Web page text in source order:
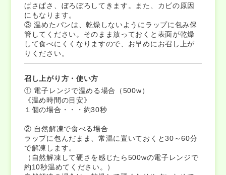
ぱさぱさ、ぼろぼろしてきます。また、カビの原因
にもなります。
③ 温めたパンは、乾燥しないようにラップに包み保
管してください。そのまま放っておくと表面が乾燥
して食べにくくなりますので、お早めにお召し上が
りください。
召し上がり方・使い方
① 電子レンジで温める場合（500w）
《温め時間の目安》
１個の場合・・・約30秒
② 自然解凍で食べる場合
ラップに包んだまま、常温に置いておくと30～60分
で解凍します。
（自然解凍して硬さを感じたら500wの電子レンジで
約10秒温めてください。）